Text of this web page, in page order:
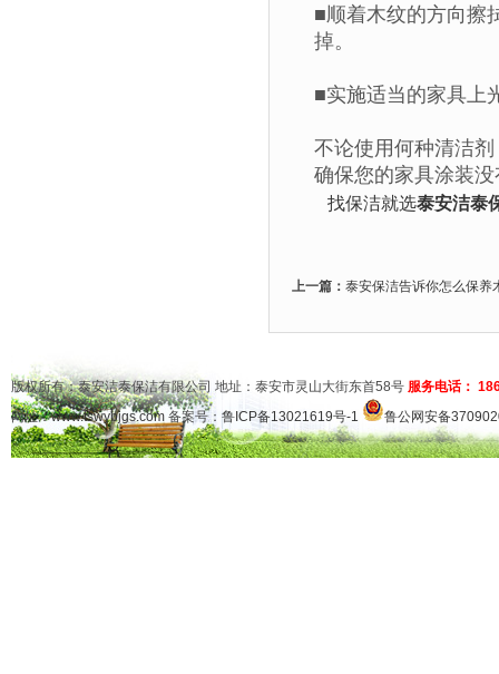
■顺着木纹的方向擦
掉。
■实施适当的家具上
不论使用何种清洁
确保您的家具涂装
找保洁就选泰安洁泰
上一篇： 泰安保洁告诉你怎么保养
版权所有：泰安洁泰保洁有限公司 地址：泰安市灵山大街东首58号 服务电话：
网址：www.tswybjgs.com备案号： 鲁ICP备13021619号-1 鲁公网安备